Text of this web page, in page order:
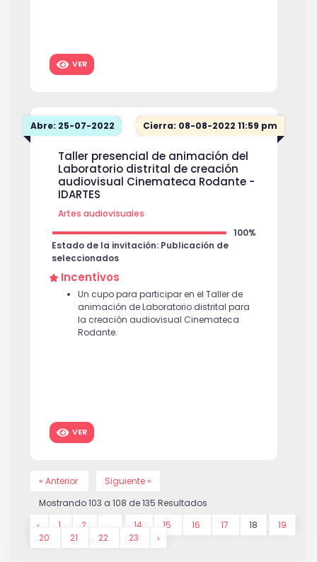
VER
Abre: 25-07-2022 Cierra: 08-08-2022 11:59 pm
Taller presencial de animación del
Laboratorio distrital de creación
audiovisual Cinemateca Rodante -
IDARTES
Artes audiovisuales
100%
Estado de la invitación: Publicación de
seleccionados
Incentivos
Un cupo para participar en el Taller de
animación de Laboratorio distrital para
la creación audiovisual Cinemateca
Rodante.
VER
« Anterior
Siguiente »
Mostrando103 a 108 de135 Resultados
1
2 14 15 16 17 18
19
20
21 22 23